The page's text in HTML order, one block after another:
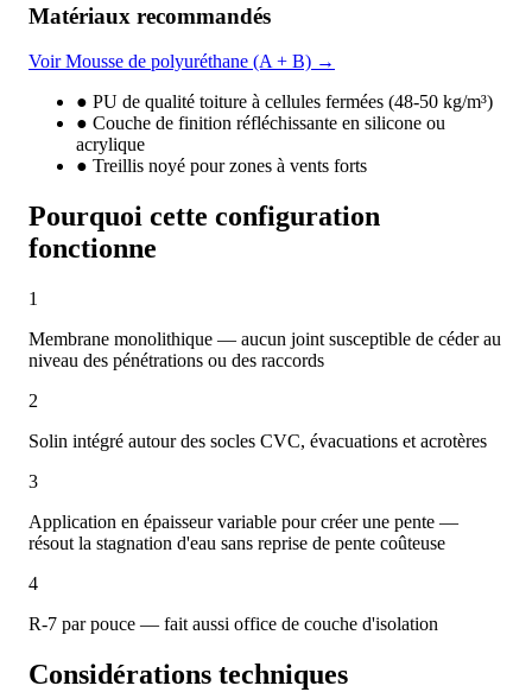
rapport ajustable gère les changements de viscosité par
gamme JYYJ.
Matériaux recommandés
Voir Mousse de polyuréthane (A + B) →
● PU de qualité toiture à cellules fermées (48-50 kg/m³)
● Couche de finition réfléchissante en silicone ou
acrylique
● Treillis noyé pour zones à vents forts
Pourquoi cette configuration
fonctionne
1
Membrane monolithique — aucun joint susceptible de céder au
niveau des pénétrations ou des raccords
2
Solin intégré autour des socles CVC, évacuations et acrotères
3
Application en épaisseur variable pour créer une pente —
résout la stagnation d'eau sans reprise de pente coûteuse
4
R-7 par pouce — fait aussi office de couche d'isolation
Considérations techniques